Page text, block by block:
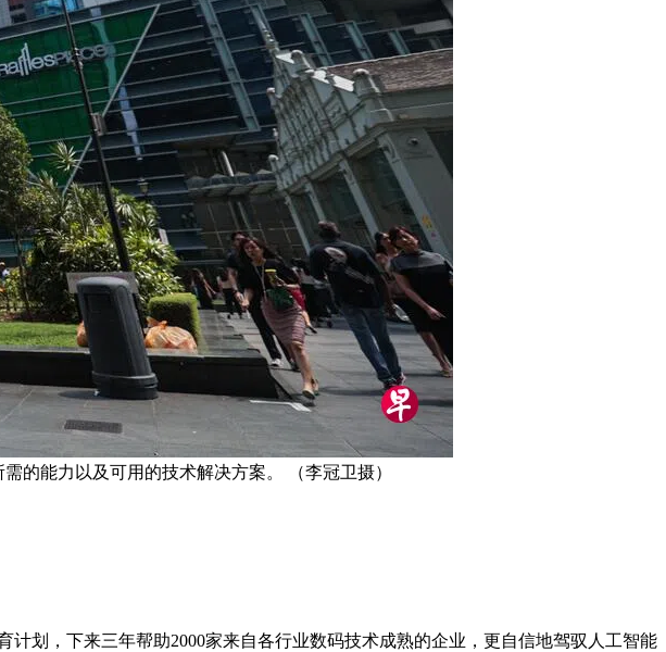
的能力以及可用的技术解决方案。 （李冠卫摄）
划，下来三年帮助2000家来自各行业数码技术成熟的企业，更自信地驾驭人工智能